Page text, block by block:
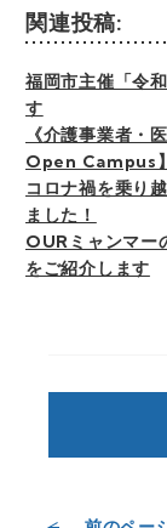
関連投稿:
福岡市主催「令
す
《介護事業者
Open Campus
コロナ禍を乗り
ました！
OURミャンマー
をご紹介します